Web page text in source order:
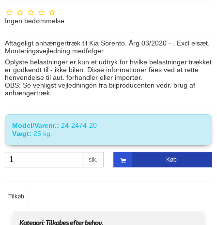
Ingen bedømmelse
Aftageligt anhængertræk til Kia Sorento. Årg 03/2020 - . Excl elsæt.
Monteringsvejledning medfølger
Oplyste belastninger er kun et udtryk for hvilke belastninger trækket
er godkendt til - ikke bilen. Disse informationer fåes ved at rette
henvendelse til aut. forhandler eller importør.
OBS: Se venligst vejledningen fra bilproducenten vedr. brug af
anhængertræk.
Model/Varenr.: 24-2474-20
Vægt: 25 kg.
stk. Køb
Tilkøb
Kategori:Tilkøbes efter behov.